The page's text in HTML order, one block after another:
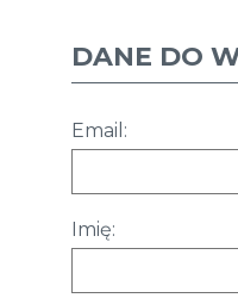
DANE DO
Email:
Imię: